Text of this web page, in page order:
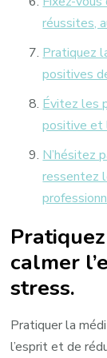
réussites,
Pratiquez
positives
Évitez les
positive et
N’hésitez
ressentez
calmer
stress.
Pratiquer la
l’esprit et de